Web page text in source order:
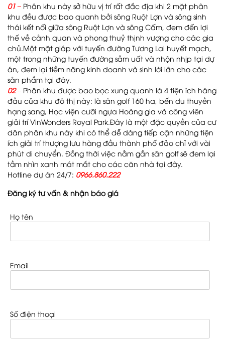
01 – Phân khu này sở hữu vị trí rất đắc địa khi 2 mặt phân
khu đều được bao quanh bởi sông Ruột Lợn và sông sinh
thái kết nối giữa sông Ruột Lợn và sông Cấm, đem đến lợi
thế về cảnh quan và phong thuỷ thịnh vượng cho các gia
chủ.Một mặt giáp với tuyến đường Tương Lai huyết mạch,
một trong những tuyến đường sầm uất và nhộn nhịp tại dự
án, đem lại tiềm năng kinh doanh và sinh lời lớn cho các
sản phẩm tại đây.
02 – Phân khu được bao bọc xung quanh là 4 tiện ích hàng
đầu của khu đô thị này: là sân golf 160 ha, bến du thuyền
hạng sang, Học viện cưỡi ngựa Hoàng gia và công viên
giải trí VinWonders Royal Park.Đây là một đặc quyền của cư
dân phân khu này khi có thể dễ dàng tiếp cận những tiện
ích giải trí thượng lưu hàng đầu thành phố đảo chỉ với vài
phút di chuyển. Đồng thời việc nằm gần sân golf sẽ đem lại
tầm nhìn xanh mát mắt cho các căn nhà tại đây.
Hotline dự án 24/7: 0966.860.222
Đăng ký tư vấn & nhận báo giá
Họ tên
Email
Số điện thoại